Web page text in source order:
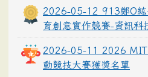
2026-05-12 913鄭O紘
育創意實作競賽-資訊科
2026-05-11 2026 MIT
動競技大賽獲獎名單